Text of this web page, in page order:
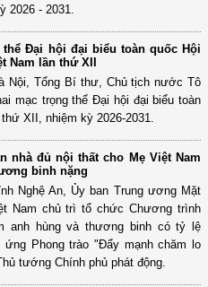
2026 - 2031.
thể Đại hội đại biểu toàn quốc Hội
Nam lần thứ XII
Nội, Tổng Bí thư, Chủ tịch nước Tô
mạc trọng thể Đại hội đại biểu toàn
XII, nhiệm kỳ 2026-2031.
nhà đủ nội thất cho Mẹ Việt Nam
binh nặng
Nghệ An, Ủy ban Trung ương Mặt
Nam chủ trì tổ chức Chương trình
anh hùng và thương binh có tỷ lệ
Phong trào "Đẩy mạnh chăm lo
tướng Chính phủ phát động.